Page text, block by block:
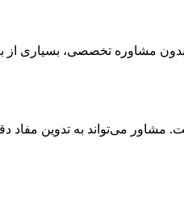
مشاور می‌تواند به تدوین